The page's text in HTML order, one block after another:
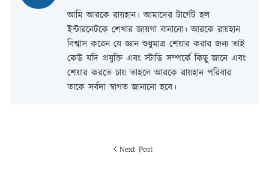
আমি আরকে রায়হান। আমাদের টার্গেট হল
ইন্টারনেটকে শেখার জায়গা বানানো। আরকে রায়হান
বিশ্বাস করেন যে জ্ঞান শুধুমাত্র শেয়ার করার জন্য তাই
কেউ যদি প্রযুক্তি এবং স্টাডি সম্পর্কে কিছু জানে এবং
শেয়ার করতে চায় তাহলে আরকে রায়হান পরিবার
তাকে সর্বদা স্বাগত জানানো হবে।
Next Post